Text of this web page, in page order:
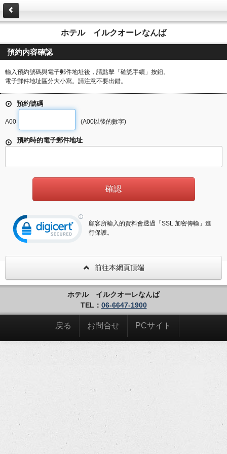
ホテル イルクオーレなんば
預約内容確認
輸入預約號碼與電子郵件地址後，請點擊「確認手續」按鈕。
電子郵件地址區分大小寫。請注意不要出錯。
預約號碼
A00 (A00以後的數字)
預約時的電子郵件地址
顧客所輸入的資料會透過「SSL 加密傳輸」進
行保護。
前往本網頁頂端
ホテル イルクオーレなんば
TEL： 06-6647-1900
戻る お問合せ PCサイト